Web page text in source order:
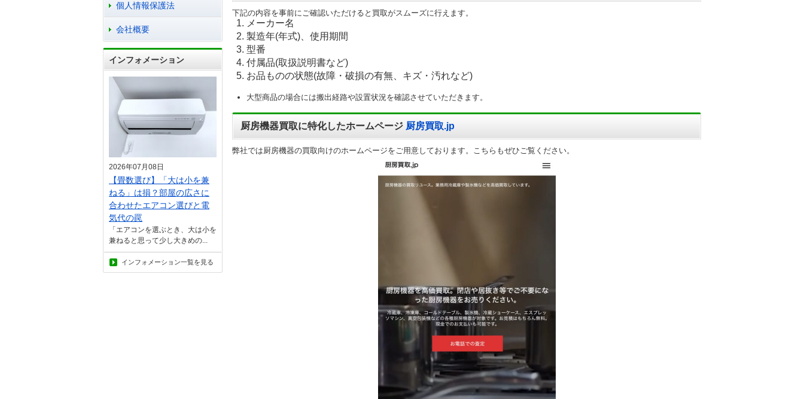
下記の内容を事前にご確認いただけると買取がスムーズに行えます。
メーカー名
製造年(年式)、使用期間
型番
付属品(取扱説明書など)
お品ものの状態(故障・破損の有無、キズ・汚れなど)
大型商品の場合には搬出経路や設置状況を確認させていただきます。
厨房機器買取に特化したホームページ 厨房買取.jp
弊社では厨房機器の買取向けのホームページをご用意しております。こちらもぜひご覧ください。
個人情報保護法
会社概要
インフォメーション
2026年07月08日
【畳数選び】「大は小を兼
ねる」は損？部屋の広さに
合わせたエアコン選びと電
気代の罠
「エアコンを選ぶとき、大は小を
兼ねると思って少し大きめの...
インフォメーション一覧を見る